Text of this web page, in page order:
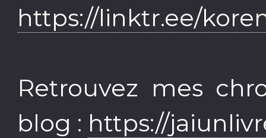
https://linktr.ee/
Retrouvez mes
blog : https://